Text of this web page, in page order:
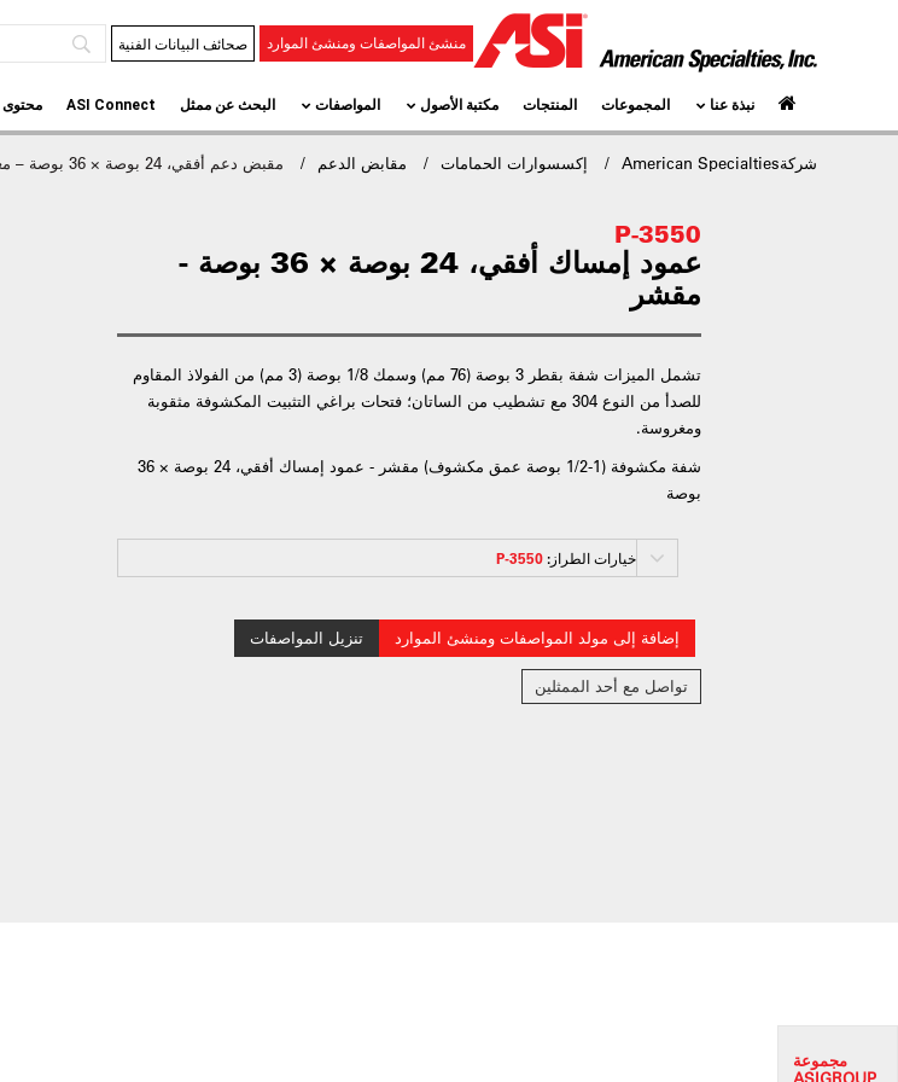
منشئ المواصفات ومنشئ الموارد صحائف البيانات الفنية
نبذة عنا المجموعات المنتجات مكتبة الأصول المواصفات البحث عن ممثل ASI Connect محتوى BIM
شركةAmerican Specialties إكسسوارات الحمامات مقابض الدعم مقبض دعم أفقي، 24 بوصة × 36 بوصة – معالج بالضرب
3550-P
عمود إمساك أفقي، 24 بوصة × 36 بوصة -
مقشر
تشمل الميزات شفة بقطر 3 بوصة (76 مم) وسمك 1/8 بوصة (3 مم) من الفولاذ المقاوم
للصدأ من النوع 304 مع تشطيب من الساتان؛ فتحات براغي التثبيت المكشوفة مثقوبة
ومغروسة.
شفة مكشوفة (1-1/2 بوصة عمق مكشوف) مقشر - عمود إمساك أفقي، 24 بوصة × 36
بوصة
خيارات الطراز:3550-P
إضافة إلى مولد المواصفات ومنشئ الموارد تنزيل المواصفات
تواصل مع أحد الممثلين
مجموعة